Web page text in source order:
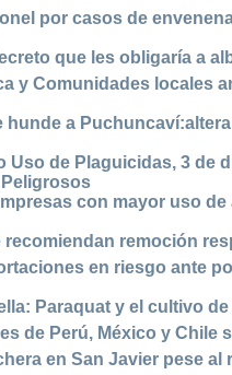
por casos de
que les obligaría a
y Comunidades locales
hunde a
Uso de Plaguicidas, 3 de
con mayor uso
recomiendan remoción
en riesgo ante
Paraquat y el cultivo
de Perú, México y Chile
en San Javier pese al